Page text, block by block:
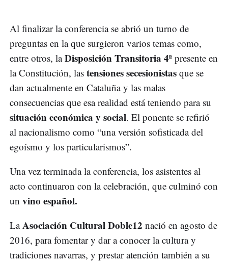
Al finalizar la conferencia se abrió un turno de
preguntas en la que surgieron varios temas como,
entre otros, laDisposición Transitoria 4ª presente en
la Constitución, las tensiones secesionistas que se
dan actualmente en Cataluña y las malas
consecuencias que esa realidad está teniendo para su
situación económica y social. El ponente se refirió
al nacionalismo como “una versión sofisticada del
egoísmo y los particularismos”.
Una vez terminada la conferencia, los asistentes al
acto continuaron con la celebración, que culminó con
un vino español.
LaAsociación Cultural Doble12 nació en agosto de
2016, para fomentar y dar a conocer la cultura y
tradiciones navarras, y prestar atención también a su